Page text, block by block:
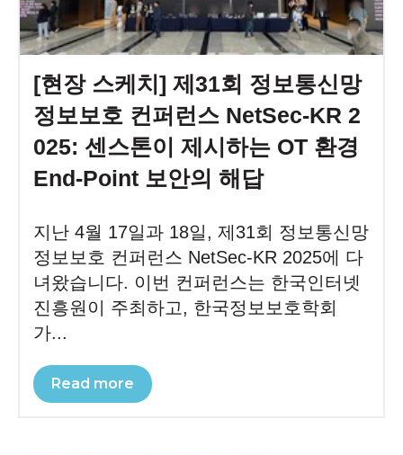
[현장 스케치] 제31회 정보통신망
정보보호 컨퍼런스 NetSec-KR 2
025: 센스톤이 제시하는 OT 환경
End-Point 보안의 해답
지난 4월 17일과 18일, 제31회 정보통신망
정보보호 컨퍼런스 NetSec-KR 2025에 다
녀왔습니다. 이번 컨퍼런스는 한국인터넷
진흥원이 주최하고, 한국정보보호학회
가...
Read more